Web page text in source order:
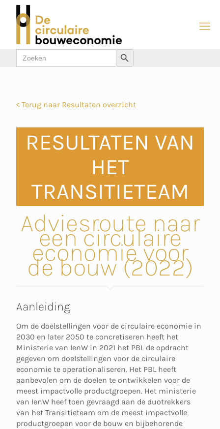
Zoek
naar:
Zoekknop
< Terug naar Resultaten overzicht
RESULTATEN VAN
HET
TRANSITIETEAM
Adviesroute naar
een circulaire
economie voor
de bouw (2022)
Aanleiding
Om de doelstellingen voor de circulaire economie in
2030 en later 2050 te concretiseren heeft het
Ministerie van IenW in 2021 het PBL de opdracht
gegeven om doelstellingen voor de circulaire
economie te operationaliseren. Het PBL heeft
aanbevolen om de doelen te ontwikkelen voor de
meest impactvolle productgroepen. Het ministerie
van IenW heef toen gevraagd aan de duotrekkers
van het Transitieteam om de meest impactvolle
productgroepen voor de bouw en bijbehorende